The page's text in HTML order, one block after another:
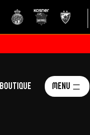
Boutique Menu